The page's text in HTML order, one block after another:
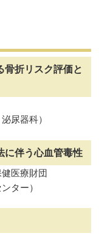
骨折リスク評価と
尿器科）
に伴う心血管毒性
健医療財団
ター）